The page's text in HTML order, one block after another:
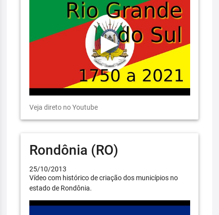
Veja direto no Youtube
Rondônia (RO)
25/10/2013
Vídeo com histórico de criação dos municípios no
estado de Rondônia.